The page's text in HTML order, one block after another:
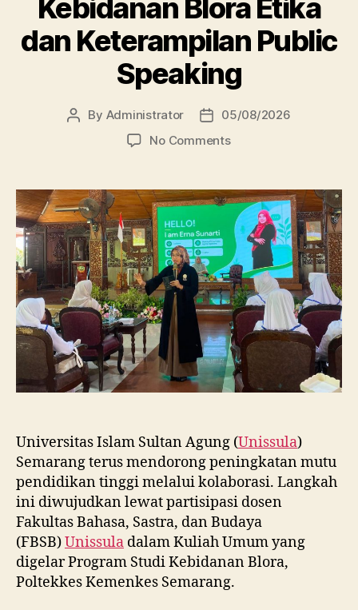
Kebidanan Blora Etika
dan Keterampilan Public
Speaking
Post
By Administrator
Post
date
05/08/2026
No Commentson
Unissula
Bekali
Mahasiswa
Kebidanan
Blora
Etika
dan
Keterampilan
Public
Speaking
Universitas Islam Sultan Agung (Unissula)
Semarang terus mendorong peningkatan mutu
pendidikan tinggi melalui kolaborasi. Langkah
ini diwujudkan lewat partisipasi dosen
Fakultas Bahasa, Sastra, dan Budaya
(FBSB)Unissula dalam Kuliah Umum yang
digelar Program Studi Kebidanan Blora,
Poltekkes Kemenkes Semarang.